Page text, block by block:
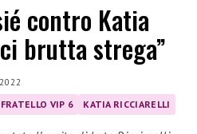
contro Katia
brutta strega”
VIP 6 KATIA RICCIARELLI